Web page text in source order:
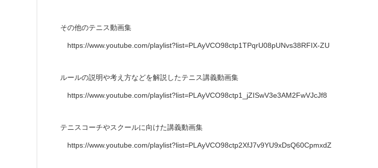
その他のテニス動画集
https://www.youtube.com/playlist?list=PLAyVCO98ctp1TPqrU08pUNvs38RFIX-ZU
ルールの説明や考え方などを解説したテニス講義動画集
https://www.youtube.com/playlist?list=PLAyVCO98ctp1_jZISwV3e3AM2FwVJcJf8
テニスコーチやスクールに向けた講義動画集
https://www.youtube.com/playlist?list=PLAyVCO98ctp2XfJ7v9YU9xDsQ60CpmxdZ